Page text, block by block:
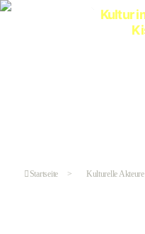
Startseite > Kulturelle Akteure